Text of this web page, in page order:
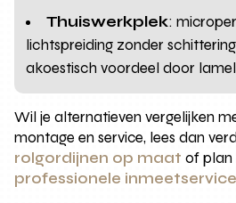
Thuiswerkplek:
lichtspreiding zonder
akoestisch voordeel door
Wil je alternatieven vergelijken
montage en service, lees dan
rolgordijnen op maat of plan
professionele